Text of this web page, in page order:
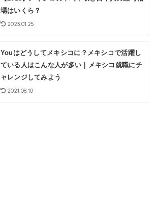
場はいくら？
2023.01.25
Youはどうしてメキシコに？メキシコで活躍し
ている人はこんな人が多い｜メキシコ就職にチ
ャレンジしてみよう
2021.08.10